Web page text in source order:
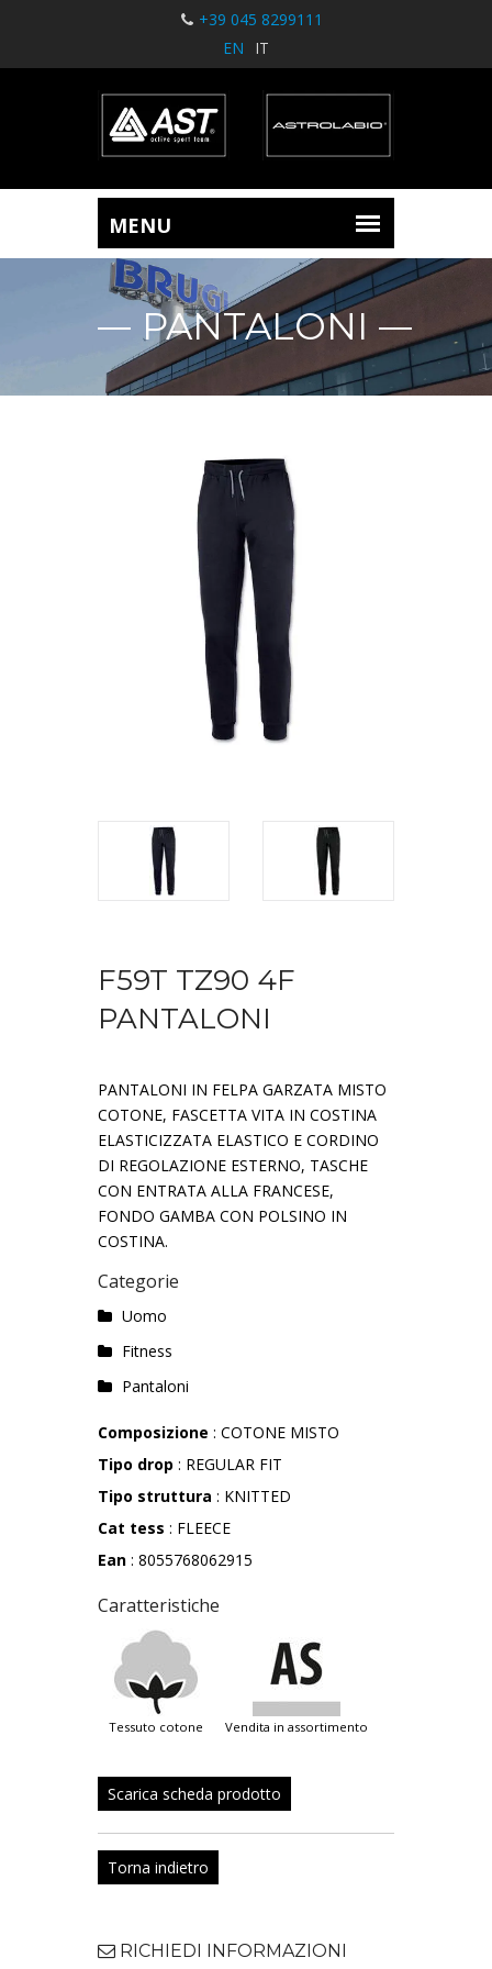
+39 045 8299111
EN
IT
PANTALONI
F59T TZ90 4F
PANTALONI
PANTALONI IN FELPA GARZATA MISTO
COTONE, FASCETTA VITA IN COSTINA
ELASTICIZZATA ELASTICO E CORDINO
DI REGOLAZIONE ESTERNO, TASCHE
CON ENTRATA ALLA FRANCESE,
FONDO GAMBA CON POLSINO IN
COSTINA.
Categorie
Uomo
Fitness
Pantaloni
Composizione : COTONE MISTO
Tipo drop : REGULAR FIT
Tipo struttura : KNITTED
Cat tess : FLEECE
Ean : 8055768062915
Caratteristiche
tessuto cotone vendita in assortimento
Scarica scheda prodotto
Torna indietro
RICHIEDI INFORMAZIONI